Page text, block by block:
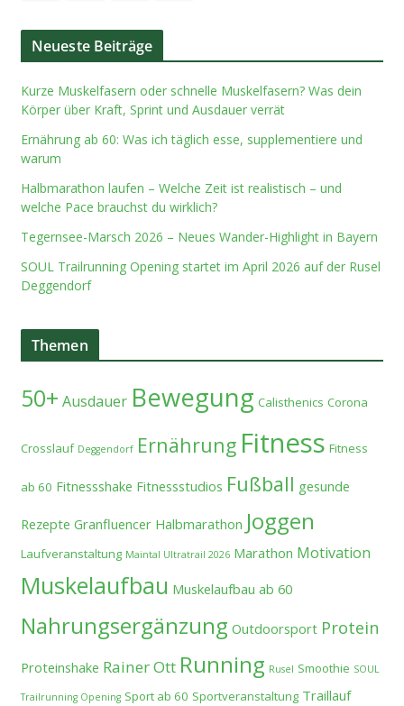
Neueste Beiträge
Kurze Muskelfasern oder schnelle Muskelfasern? Was dein
Körper über Kraft, Sprint und Ausdauer verrät
Ernährung ab 60: Was ich täglich esse, supplementiere und
warum
Halbmarathon laufen – Welche Zeit ist realistisch – und
welche Pace brauchst du wirklich?
Tegernsee-Marsch 2026 – Neues Wander-Highlight in Bayern
SOUL Trailrunning Opening startet im April 2026 auf der Rusel
Deggendorf
Themen
50+ Ausdauer Bewegung Calisthenics Corona
Crosslauf Deggendorf Ernährung Fitness Fitness
ab 60 Fitnessshake Fitnessstudios Fußball gesunde
Rezepte Granfluencer Halbmarathon Joggen
Laufveranstaltung Maintal Ultratrail 2026 Marathon Motivation
Muskelaufbau Muskelaufbau ab 60
Nahrungsergänzung Outdoorsport Protein
Proteinshake Rainer Ott Running Rusel Smoothie SOUL
Trailrunning Opening Sport ab 60 Sportveranstaltung Traillauf